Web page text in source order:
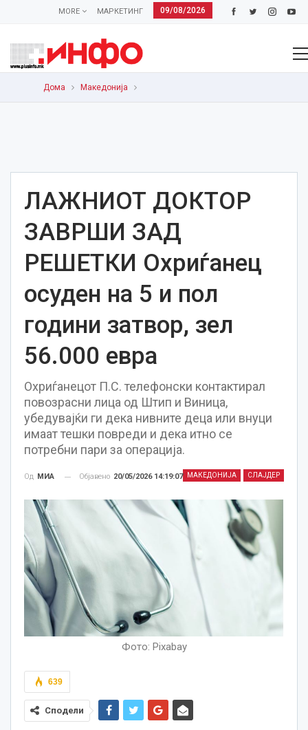
09/08/2026
МАРКЕТИНГ
MORE
Дома Македонија
ЛАЖНИОТ ДОКТОР
ЗАВРШИ ЗАД
РЕШЕТКИ Охриѓанец
осуден на 5 и пол
години затвор, зел
56.000 евра
Охриѓанецот П.С. телефонски контактирал
повозрасни лица од Штип и Виница,
убедувајќи ги дека нивните деца или внуци
имаат тешки повреди и дека итно се
потребни пари за операција.
МАКЕДОНИЈА СЛАЈДЕР
Од МИА Објавено 20/05/2026 14:19:07
Фото: Pixabay
639
Сподели